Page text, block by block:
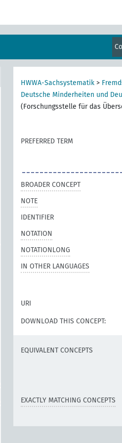
HWWA-Sachsystematik >
Deutsche Minderheiten und
(Forschungsstelle für das
PREFERRED TERM
BROADER CONCEPT
NOTE
IDENTIFIER
NOTATION
NOTATIONLONG
IN OTHER LANGUAGES
URI
DOWNLOAD THIS CONCEPT:
EQUIVALENT CONCEPTS
EXACTLY MATCHING CONCEPTS